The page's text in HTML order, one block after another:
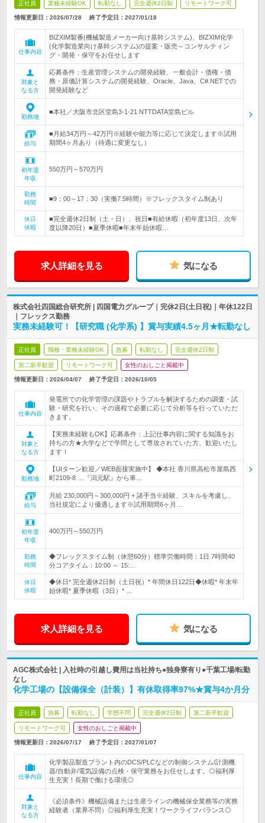
正社員 業種未経験OK 転勤なし 完全週休2日制 リモートワーク可
情報更新日：2026/07/28 終了予定日： 2027/01/18
仕事内容
BIZXIM製番(機械製造メーカー向け基幹システム)、BIZXIM化学
(化学製造業向け基幹システム)の提案・販売～コンサルティン
グ・開発・保守をお任せします
対象と
なる方
応募条件：生産管理システムの開発経験、一般会計・債権・債
務・原価計算システムの開発経験、Oracle、Java、C#.NETでの
開発経験など
勤務地
■本社／大阪市北区堂島3-1-21 NTTDATA堂島ビル
給与
■月給34万円～42万円※経験や能力等に応じて決定します※試用
期間4ヶ月あり（待遇に変更なし）
初年度
年収
550万円～570万円
勤務
時間
■9：00～17：30（実働7.5時間）※フレックスタイム制あり
休日
休暇
■完全週休2日制（土・日）、祝日■有給休暇（初年度13日、次年
度以降20日）■夏季休暇■年末年始休暇…
求人詳細を見る 気になる
株式会社四国総合研究所 | 四国電力グループ｜完休2日(土日祝)｜年休122日
｜フレックス勤務
実務未経験可！【研究職 (化学系) 】賞与実績4.5ヶ月★転勤なし
正社員 職種・業種未経験OK 急募 転勤なし 完全週休2日制
第二新卒歓迎 リモートワーク可 女性のおしごと掲載中
情報更新日：2026/04/07 終了予定日： 2026/10/05
仕事内容
発電所での化学管理の課題やトラブルを解決するための調査・試
験・研究を行い、その過程で必要に応じて分析等を行っていただ
きます。
対象と
なる方
【実務未経験もOK】応募条件：上記仕事内容に関する知識をお
持ちの方★大学などで学問として専攻されていた方、歓迎いたし
ます！
勤務地
【UIターン歓迎／WEB面接実施中】 ◆本社 香川県高松市屋島西
町2109-8 …『潟元駅』から車…
給与
月給 230,000円～300,000円 + 諸手当※経験、スキルを考慮し、
当社規定により優遇します※試用期間6ヶ月…
初年度
年収
400万円～550万円
勤務
時間
◆フレックスタイム制（休憩60分）標準労働時間：1日 7時間40
分コアタイム：10:00 ～ 15:…
休日
休暇
◆休日* 完全週休2日制（土日祝）* 年間休日122日◆休暇* 年末年
始休暇* 夏季休暇（3日）* …
求人詳細を見る 気になる
AGC株式会社 | 入社時の引越し費用は当社持ち●独身寮有り●千葉工場/転勤
なし
化学工場の【設備保全（計装）】有休取得率97%★賞与4か月分
正社員 急募 転勤なし 学歴不問 完全週休2日制 第二新卒歓迎
リモートワーク可 女性のおしごと掲載中
情報更新日：2026/07/17 終了予定日： 2027/01/07
仕事内容
化学製品製造プラント内のDCS/PLCなどの制御システム/計測機
器/自動弁/電気設備の点検・保守業務をお任せします。◎福利厚
生充実！長期で働ける環境◎
対象と
なる方
《必須条件》機械設備または生産ラインの機械保全業務等の実務
経験者（業界不問）◎福利厚生充実！ワークライフバランス◎